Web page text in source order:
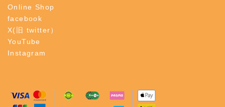
Online Shop
facebook
X(旧 twitter）
YouTube
Instagram